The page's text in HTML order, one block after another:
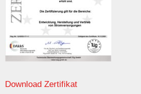
Download Zertifikat